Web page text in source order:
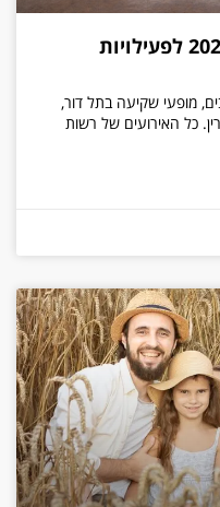
המדריך המלא לשבועות 2026 לפעילויות
מופעי שקיעה בתל דור,
כל האירועים של רשות